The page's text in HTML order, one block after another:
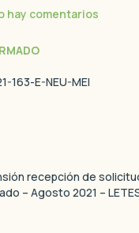
hay comentarios
163-E-NEU-MEI
recepción de
– Agosto 2021 –